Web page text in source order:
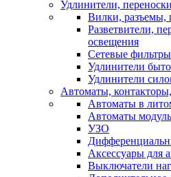
Удлинители,
Вилки, разъемы,
Разветвители,
освещения
Сетевые фильтры
Удлинители
Удлинители
Автоматы,
Автоматы в
Автоматы
УЗО
Аксессуары для
Выключатели